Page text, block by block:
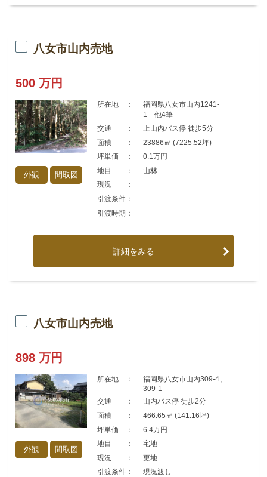
八女市山内売地
500万円
外観 間取図
所在地 ：
福岡県八女市山内1241-
1 他4筆
交通 ：
上山内バス停 徒歩5分
面積 ：
23886㎡ (7225.52坪)
坪単価 ：
0.1万円
地目 ：
山林
現況 ：
引渡条件：
引渡時期：
詳細をみる
八女市山内売地
898万円
外観 間取図
所在地 ：
福岡県八女市山内309-4、
309-1
交通 ：
山内バス停 徒歩2分
面積 ：
466.65㎡ (141.16坪)
坪単価 ：
6.4万円
地目 ：
宅地
現況 ：
更地
引渡条件：
現況渡し